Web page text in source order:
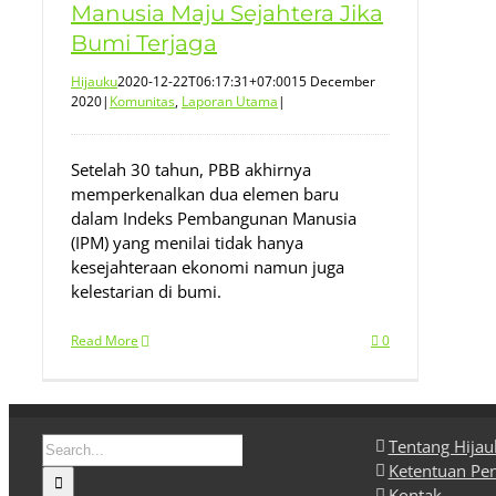
Manusia Maju Sejahtera Jika
Bumi Terjaga
Hijauku2020-12-22T06:17:31+07:0015 December
2020| Komunitas, Laporan Utama|
Setelah 30 tahun, PBB akhirnya
memperkenalkan dua elemen baru
dalam Indeks Pembangunan Manusia
(IPM) yang menilai tidak hanya
kesejahteraan ekonomi namun juga
kelestarian di bumi.
Read More 0
Search
for:
Tentang
Ketentuan